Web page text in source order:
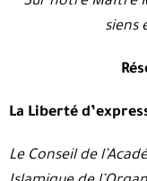
siens
La Liberté
Le Conseil de